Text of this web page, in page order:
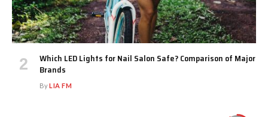
Which LED Lights for Nail Salon Safe? Comparison of Major
Brands
ByLIA FM